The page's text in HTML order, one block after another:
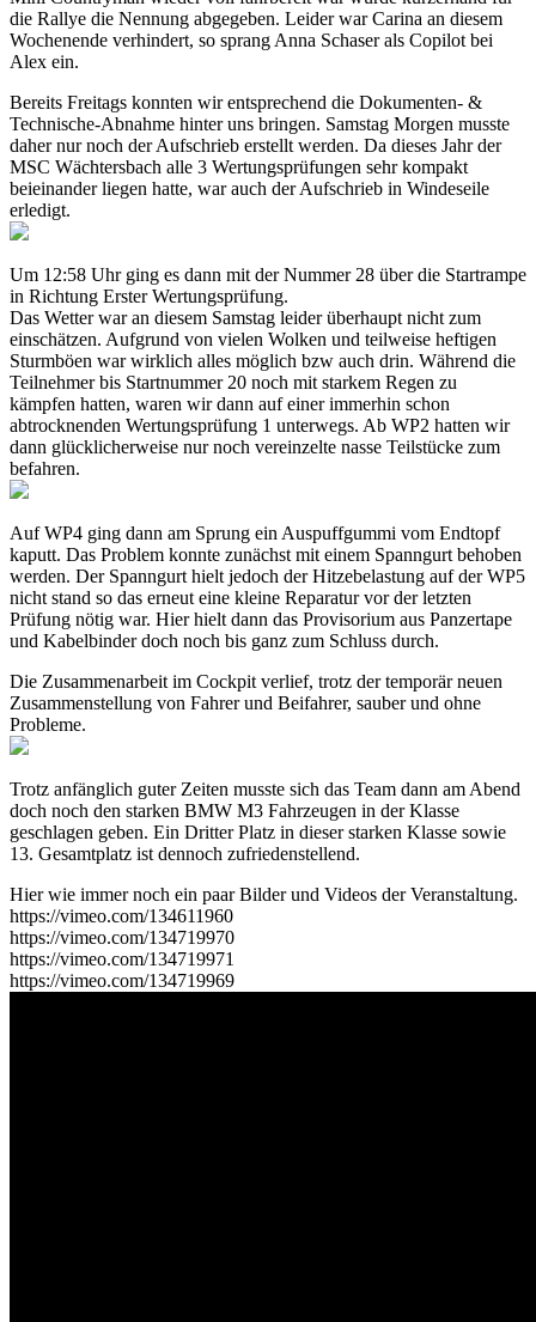
die Rallye die Nennung abgegeben. Leider war Carina an diesem
Wochenende verhindert, so sprang Anna Schaser als Copilot bei
Alex ein.
Bereits Freitags konnten wir entsprechend die Dokumenten- &
Technische-Abnahme hinter uns bringen. Samstag Morgen musste
daher nur noch der Aufschrieb erstellt werden. Da dieses Jahr der
MSC Wächtersbach alle 3 Wertungsprüfungen sehr kompakt
beieinander liegen hatte, war auch der Aufschrieb in Windeseile
erledigt.
Um 12:58 Uhr ging es dann mit der Nummer 28 über die Startrampe
in Richtung Erster Wertungsprüfung.
Das Wetter war an diesem Samstag leider überhaupt nicht zum
einschätzen. Aufgrund von vielen Wolken und teilweise heftigen
Sturmböen war wirklich alles möglich bzw auch drin. Während die
Teilnehmer bis Startnummer 20 noch mit starkem Regen zu
kämpfen hatten, waren wir dann auf einer immerhin schon
abtrocknenden Wertungsprüfung 1 unterwegs. Ab WP2 hatten wir
dann glücklicherweise nur noch vereinzelte nasse Teilstücke zum
befahren.
Auf WP4 ging dann am Sprung ein Auspuffgummi vom Endtopf
kaputt. Das Problem konnte zunächst mit einem Spanngurt behoben
werden. Der Spanngurt hielt jedoch der Hitzebelastung auf der WP5
nicht stand so das erneut eine kleine Reparatur vor der letzten
Prüfung nötig war. Hier hielt dann das Provisorium aus Panzertape
und Kabelbinder doch noch bis ganz zum Schluss durch.
Die Zusammenarbeit im Cockpit verlief, trotz der temporär neuen
Zusammenstellung von Fahrer und Beifahrer, sauber und ohne
Probleme.
Trotz anfänglich guter Zeiten musste sich das Team dann am Abend
doch noch den starken BMW M3 Fahrzeugen in der Klasse
geschlagen geben. Ein Dritter Platz in dieser starken Klasse sowie
13. Gesamtplatz ist dennoch zufriedenstellend.
Hier wie immer noch ein paar Bilder und Videos der Veranstaltung.
https://vimeo.com/134611960
https://vimeo.com/134719970
https://vimeo.com/134719971
https://vimeo.com/134719969